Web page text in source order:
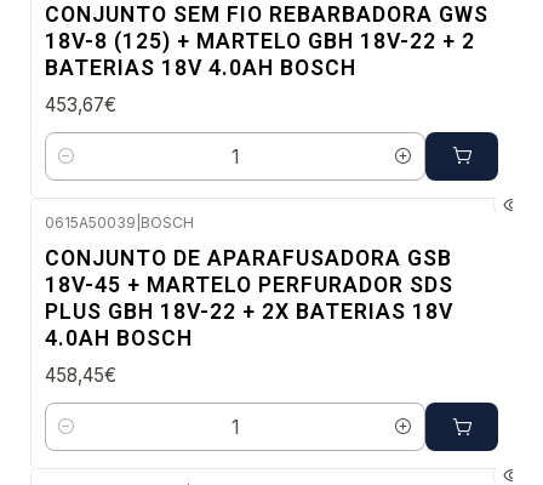
CONJUNTO SEM FIO REBARBADORA GWS
18V-8 (125) + MARTELO GBH 18V-22 + 2
BATERIAS 18V 4.0AH BOSCH
453,67€
Quantidade
0615A50039 BOSCH
CONJUNTO DE APARAFUSADORA GSB
18V-45 + MARTELO PERFURADOR SDS
PLUS GBH 18V-22 + 2X BATERIAS 18V
4.0AH BOSCH
458,45€
Quantidade